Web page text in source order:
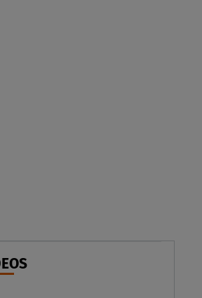
, 16:00
ξανά τη δύναμή